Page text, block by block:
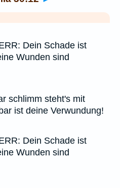
Dein Schade ist
Wunden sind
schlimm steht's mit
ist deine Verwundung!
Dein Schade ist
Wunden sind